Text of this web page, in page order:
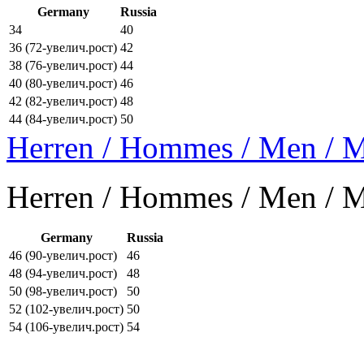
Germany
Russia
34
40
36 (72-увелич.рост) 42
38 (76-увелич.рост) 44
40 (80-увелич.рост) 46
42 (82-увелич.рост) 48
44 (84-увелич.рост) 50
Herren / Hommes / Men /
Herren / Hommes / Men /
Germany
Russia
46 (90-увелич.рост)
46
48 (94-увелич.рост)
48
50 (98-увелич.рост)
50
52 (102-увелич.рост) 50
54 (106-увелич.рост) 54